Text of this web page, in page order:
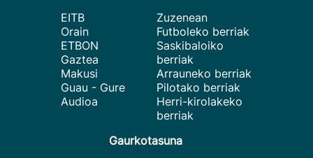
EITB
Orain
ETBON
Gaztea
Makusi
Guau - Gure
Audioa
Zuzenean
Futboleko berriak
Saskibaloiko
berriak
Arrauneko berriak
Pilotako berriak
Herri-kirolakeko
berriak
Gaurkotasuna